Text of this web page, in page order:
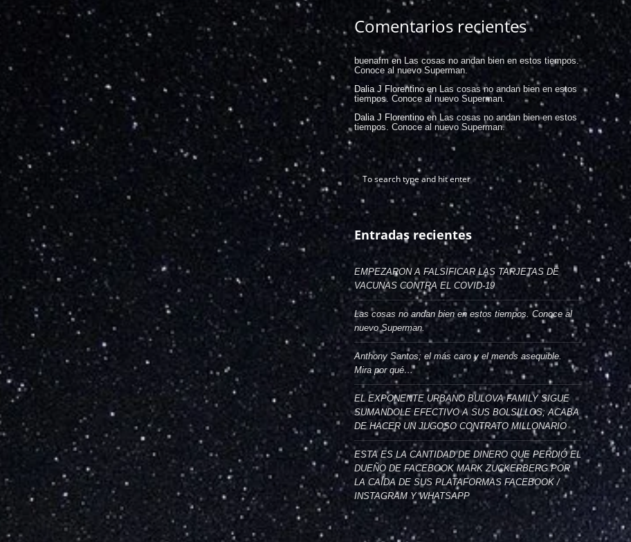
Comentarios recientes
buenafm en
Las cosas no andan bien en estos tiempos.
Conoce al nuevo Superman.
Dalia J Florentino en Las cosas no andan bien en estos
tiempos. Conoce al nuevo Superman.
Dalia J Florentino en Las cosas no andan bien en estos
tiempos. Conoce al nuevo Superman.
Entradas recientes
EMPEZARON A FALSIFICAR LAS TARJETAS DE
VACUNAS CONTRA EL COVID-19
Las cosas no andan bien en estos tiempos. Conoce al
nuevo Superman.
Anthony Santos; el más caro y el menos asequible.
Mira por qué…
EL EXPONENTE URBANO BULOVA FAMILY SIGUE
SUMANDOLE EFECTIVO A SUS BOLSILLOS; ACABA
DE HACER UN JUGOSO CONTRATO MILLONARIO
ESTA ES LA CANTIDAD DE DINERO QUE PERDIÓ EL
DUEÑO DE FACEBOOK MARK ZUCKERBERG POR
LA CAÍDA DE SUS PLATAFORMAS FACEBOOK /
INSTAGRAM Y WHATSAPP